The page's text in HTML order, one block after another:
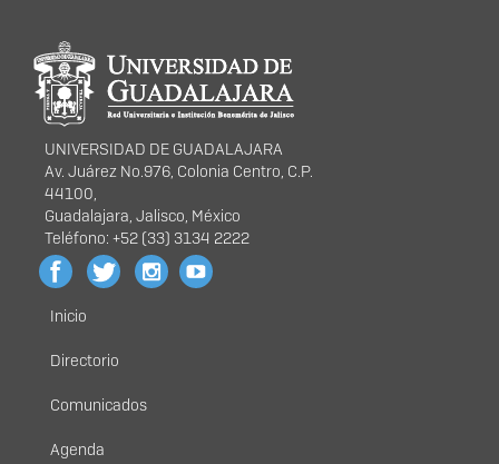
Información del
portal
UNIVERSIDAD DE GUADALAJARA
Av. Juárez No.976, Colonia Centro, C.P.
44100,
Guadalajara, Jalisco, México
Teléfono: +52 (33) 3134 2222
Menú
principal
Inicio
Directorio
Comunicados
Agenda